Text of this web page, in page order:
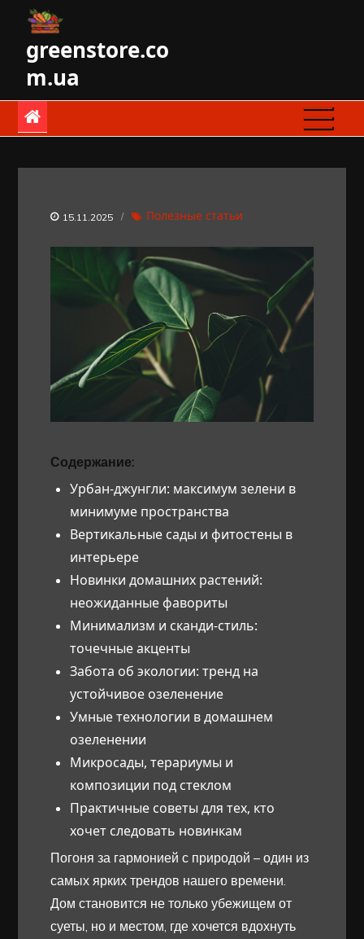
contentgreenstore.co
m.ua
15.11.2025 Полезные статьи
Содержание:
Урбан-джунгли: максимум зелени в
минимуме пространства
Вертикальные сады и фитостены в
интерьере
Новинки домашних растений:
неожиданные фавориты
Минимализм и сканди-стиль:
точечные акценты
Забота об экологии: тренд на
устойчивое озеленение
Умные технологии в домашнем
озеленении
Микросады, терариумы и
композиции под стеклом
Практичные советы для тех, кто
хочет следовать новинкам
Погоня за гармонией с природой – один из
самых ярких трендов нашего времени.
Дом становится не только убежищем от
суеты, но и местом, где хочется вдохнуть